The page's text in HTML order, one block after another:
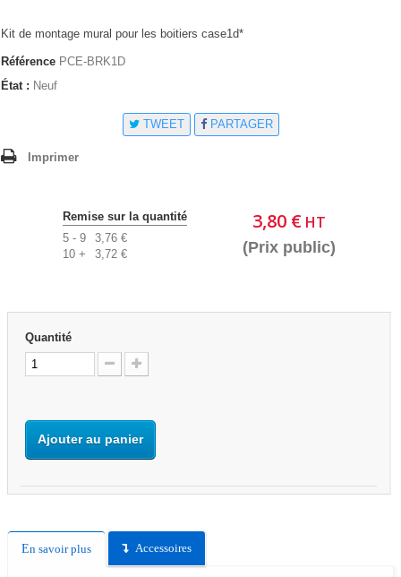
Kit de montage mural pour les boitiers case1d*
Référence PCE-BRK1D
État : Neuf
TWEET PARTAGER
Imprimer
3,80 € HT
(Prix public)
Remise sur la quantité
5 - 9
3,76 €
10 +
3,72 €
Quantité
Ajouter au panier
En savoir plus Accessoires